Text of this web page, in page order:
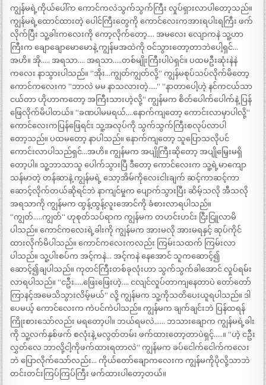
ကျွန်မရဲ့ကိုယ်ပေါ်က ကောင်ကလဲသွက်သွက်ကြီး လှုပ်ရှားလာပါတော့သည်။
ကျွန်မရဲ့ထောင်ထားတဲ့ ပေါင်ကြီးတွေကို ကောင်လေးကအားရပါးရကြီး ဖက်
လိုက်ပြီး သူ့ခါးကလေးကို ကော့လိုက်တော့…. အမလေး လျောကနဲ သူ့ဟာ
ကြီးက ချောချောမောမောနဲ့ ကျွန်မအထဲကို ဝင်သွားတော့တာဘဲပေါ့ရှင်…
အဟိ။ အို….. အရသာ…. အရသာ…..တစ်မျိုးကြီးပါပဲရှင်။ ပထမဦးဆုံးနဲနဲ
ကလေး နာသွားပါသည်။ “အိုး…ကျွတ်ကျွတ်လို့“ ကျွန်မစုပ်သပ်လိုက်မိတော့
ကောင်ကလေးက “ဘာလဲ မမ နာသလားတဲ့…..“ “နာတာပေါ့ဟဲ့ နင်ကငယ်သာ
ငယ်တာ ဟိုဟာကတော့ အကြီးသားဟဲ့လို့“ ကျွန်မက စိတ်ပေါက်ပေါက်နဲ့ ပြန်
ဖြေလိုက်မိပါတယ်။ “ခဏပါမမရယ်….နောက်ကျတော့ ကောင်းလာမှာပါလို့“
ကောင်လေးကပြန်ဖြေရင်း သူ့အလုပ်ကို သွက်သွက်ကြီးစလုပ်လာပါ
တော့သည်။ ပထမတော့ နာပါသည်။ နောက်ကျတော့ သူပြောသလိုပင်
ကောင်းလာပါသည်ရှင်…အဟိ။ ကျွန်မက အပျိုကြီးဆိုတော့ အပျိုမြှေးမရှိ
တော့ပါ။ သူ့ဘာသာသူ ပေါက်သွားပြီ ဒီတော့ ကောင်လေးက သူ့ရဲ့မာကျော
သန်မာတဲ့ တန်ဆာနဲ့ ကျွန်မရဲ့ သော့အိမ်ကိုလေးငါးချက် ဆင့်ကာဆင့်ကာ
ဆောင့်လိုက်တယ်ဆိုရင်ဘဲ နာကျင်မှုက ပျောက်သွားပြီး ဆိမ့်သလို အီသလို
အရသာကို ကျွန်မက ထွန့်ထွန့်လူးအောင်ကို ခံစားလာရပါသည်။
“ကျွတ်…..ကျွတ်“ ဟုစုတ်သပ်ရာက ကျွန်မက တဟင်းဟင်း ငြီးငြူလာမိ
ပါသည်။ ကောင်ကလေးရဲ့ခါးကို ကျွန်မက အားမလို အားမရနှင့် ဆုပ်ကိုင်
ထားလိုက်မိပါသည်။ ကောင်ကလေးကလည်း ကြမ်းသထက် ကြမ်းလာ
ပါသည်။ သူ့ပါးစပ်က အင့်ကနဲ… အင့်ကနဲ နေအောင် သူကဆောင့်၍
ဆောင့်၍ချပါသည်။ ကုတင်ကြီးတစ်ခုလုံးဟာ သွက်သွက်ခါအောင် လှုပ်ရမ်း
လာရပါသည်။ “ငဦး…..ဖြေးဖြေးဟဲ့…. ငလျင်လှုပ်တာကျနေတာပဲ တော်တော်
ကြာနင့်အမေသိသွားလိမ့်မယ်“ လို့ ကျွန်မက သူ့ကိုသတိပေးယူရပါသည်။ ဒါ
ပေမယ့် ကောင်လေးက ကဲပင်ကဲပါသည်။ ကျွန်မက ချက်ချင်းဘဲ ပြန်ထရန်
ကြိုးစားသော်လည်း မရတော့ပါ။ ဘယ်ရမလဲ…… ဘသားချောက ကျွန်မရဲ့ခါး
ကို သူ့လက်နှစ်ဖက် စလုံးနဲ့ မလွတ်တမ်း ဖက်ထားတော့တာပဲရှင့်…..။ “ဟဲ့ ငဦး
လွှတ်လေ ဘာလို့ငါ့ကိုဖက်ထားရတာလဲ“ ကျွန်မက ခပ်ငေါက်ငေါက်ကလေး
ဘဲ ပြောလိုက်သော်လည်း… ကိုယ်တော်ချောကလေးက ကျွန်မကိုပိုလို့သာဘဲ
တင်းတင်းကြပ်ကြပ်ကြီး ဖက်ထားပါတော့တယ်။